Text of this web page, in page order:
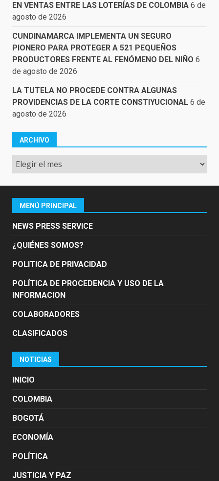
EN VENTAS ENTRE LAS LOTERÍAS DE COLOMBIA 6 de
agosto de 2026
CUNDINAMARCA IMPLEMENTA UN SEGURO
PIONERO PARA PROTEGER A 521 PEQUEÑOS
PRODUCTORES FRENTE AL FENÓMENO DEL NIÑO 6
de agosto de 2026
LA TUTELA NO PROCEDE CONTRA ALGUNAS
PROVIDENCIAS DE LA CORTE CONSTIYUCIONAL 6 de
agosto de 2026
ARCHIVO
Archivo
MENÚ PRINCIPAL
NEWS PRESS SERVICE
¿QUIÉNES SOMOS?
POLITICA DE PRIVACIDAD
POLÍTICA DE PROCEDENCIA Y USO DE LA
INFORMACION
COLABORADORES
CLASIFICADOS
NOTICIAS
INICIO
COLOMBIA
BOGOTÁ
ECONOMÍA
POLÍTICA
JUSTICIA Y PAZ